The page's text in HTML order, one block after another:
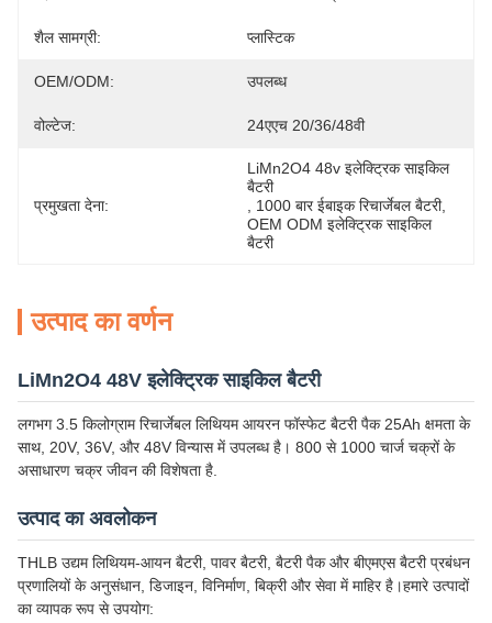
शैल सामग्री: प्लास्टिक
OEM/ODM: उपलब्ध
वोल्टेज: 24एएच 20/36/48वी
प्रमुखता देना:
LiMn2O4 48v इलेक्ट्रिक साइकिल
बैटरी
1000 बार ईबाइक रिचार्जेबल बैटरी,
OEM ODM इलेक्ट्रिक साइकिल
बैटरी
उत्पाद का वर्णन
LiMn2O4 48V इलेक्ट्रिक साइकिल बैटरी
लगभग 3.5 किलोग्राम रिचार्जेबल लिथियम आयरन फॉस्फेट बैटरी पैक 25Ah क्षमता के
साथ, 20V, 36V, और 48V विन्यास में उपलब्ध है। 800 से 1000 चार्ज चक्रों के
असाधारण चक्र जीवन की विशेषता है.
उत्पाद का अवलोकन
THLB उद्यम लिथियम-आयन बैटरी, पावर बैटरी, बैटरी पैक और बीएमएस बैटरी प्रबंधन
प्रणालियों के अनुसंधान, डिजाइन, विनिर्माण, बिक्री और सेवा में माहिर है।हमारे उत्पादों
का व्यापक रूप से उपयोग: